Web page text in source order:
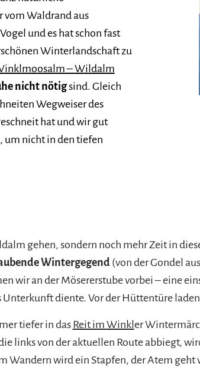
vom Waldrand aus
und es hat schon fast
Winterlandschaft zu
– Wildalm
nicht nötigsind. Gleich
Wegweiser des
hat und wir gut
um nicht in den tiefen
gehen, sondern noch mehr Zeit in
Wintergegend(von der Gondel
wir an der Mösererstube vorbei – eine
diente. Vor der Hüttentüre
tiefer in das Reit im Winkler
links von der aktuellen Route abbiegt,
Wandern wird ein Stapfen, der Atem geht